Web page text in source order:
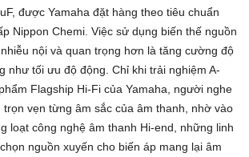
được Yamaha đặt hàng theo tiêu chuẩn
Nippon Chemi. Việc sử dụng biến thế nguồn
nội và quan trọng hơn là tăng cường độ
như tối ưu độ động. Chỉ khi trải nghiệm A-
Flagship Hi-Fi của Yamaha, người nghe
vẹn từng âm sắc của âm thanh, nhờ vào
loạt công nghệ âm thanh Hi-end, những linh
nguồn xuyến cho biến áp mang lại âm